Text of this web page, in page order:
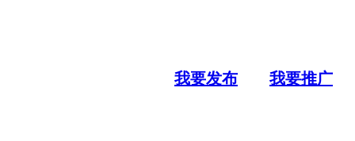
我要发布 我要推广